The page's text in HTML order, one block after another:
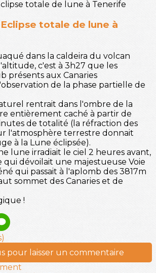
totale de lune à
dans la caldeira du volcan
c'est à 3h27 que les
présents aux Canaries
de la phase partielle de
rentrait dans l'ombre de la
entièrement caché à partir de
de totalité (la réfraction des
l'atmosphère terrestre donnait
à la Lune éclipsée).
lune irradiait le ciel 2 heures avant,
qui dévoilait une majestueuse Voie
qui passait à l'aplomb des 3817m
sommet des Canaries et de
!
pour laisser un commentaire